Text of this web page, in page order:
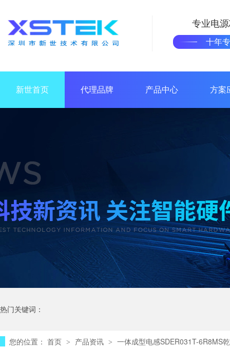
专业电
十年
新世首页 代理品牌 产品中心 方案
热门关键词：
您的位置： 首页 > 产品资讯 > 一体成型电感SDER031T-